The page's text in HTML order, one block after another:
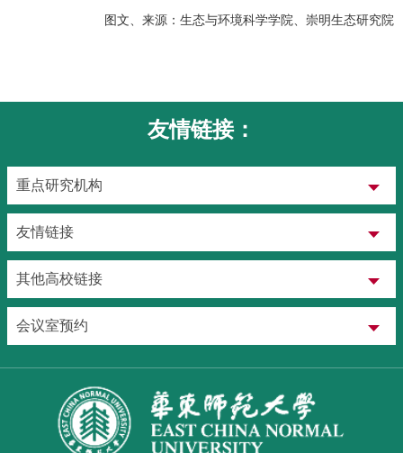
图文、来源：生态与环境科学学院、崇明生态研究院
友情链接：
重点研究机构
友情链接
其他高校链接
会议室预约